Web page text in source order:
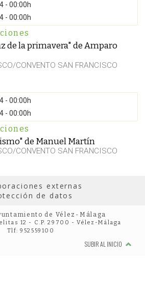
- 00:00h
- 00:00h
de la primavera" de Amparo
CONVENTO SAN FRANCISCO
- 00:00h
- 00:00h
de Manuel Martín
CONVENTO SAN FRANCISCO
externas
de datos
de Vélez-Málaga
12 - C.P. 29700 - Vélez-Málaga
Tlf: 952559100
SUBIR AL INICIO